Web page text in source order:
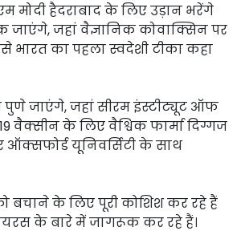
मोदी हैदराबाद के लिए उड़ान भरेंगे
जाएंगे, जहां वैज्ञानिक कोवाक्सिन पर
भारत का पहला स्वदेशी टीका कहा
पुणे जाएंगे, जहां सीरम इंस्टीट्यूट ऑफ
वैक्सीन के लिए वैश्विक फार्मा दिग्गज
ऑक्सफोर्ड यूनिवर्सिटी के साथ
को बचाने के लिए पूरी कोशिश कर रहे हैं
के बारे में जागरूक कर रहे हैं।